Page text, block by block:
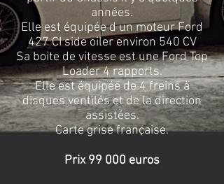
années.
Elle est équipée d un moteur Ford
427 CI side oiler environ 540 CV
Sa boite de vitesse est une Ford Top
Loader 4 rapports.
Elle est équipée de 4 freins à
disques ventilés et de la direction
assistées.
Carte grise française.
Prix 99 000 euros